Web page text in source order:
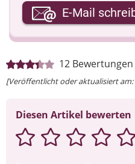
12 Bewertungen
[Veröffentlicht oder aktualisiert am:
Diesen Artikel bewerten
Ihre E-Mail-Adresse
Ihre Nachricht
E-Mail